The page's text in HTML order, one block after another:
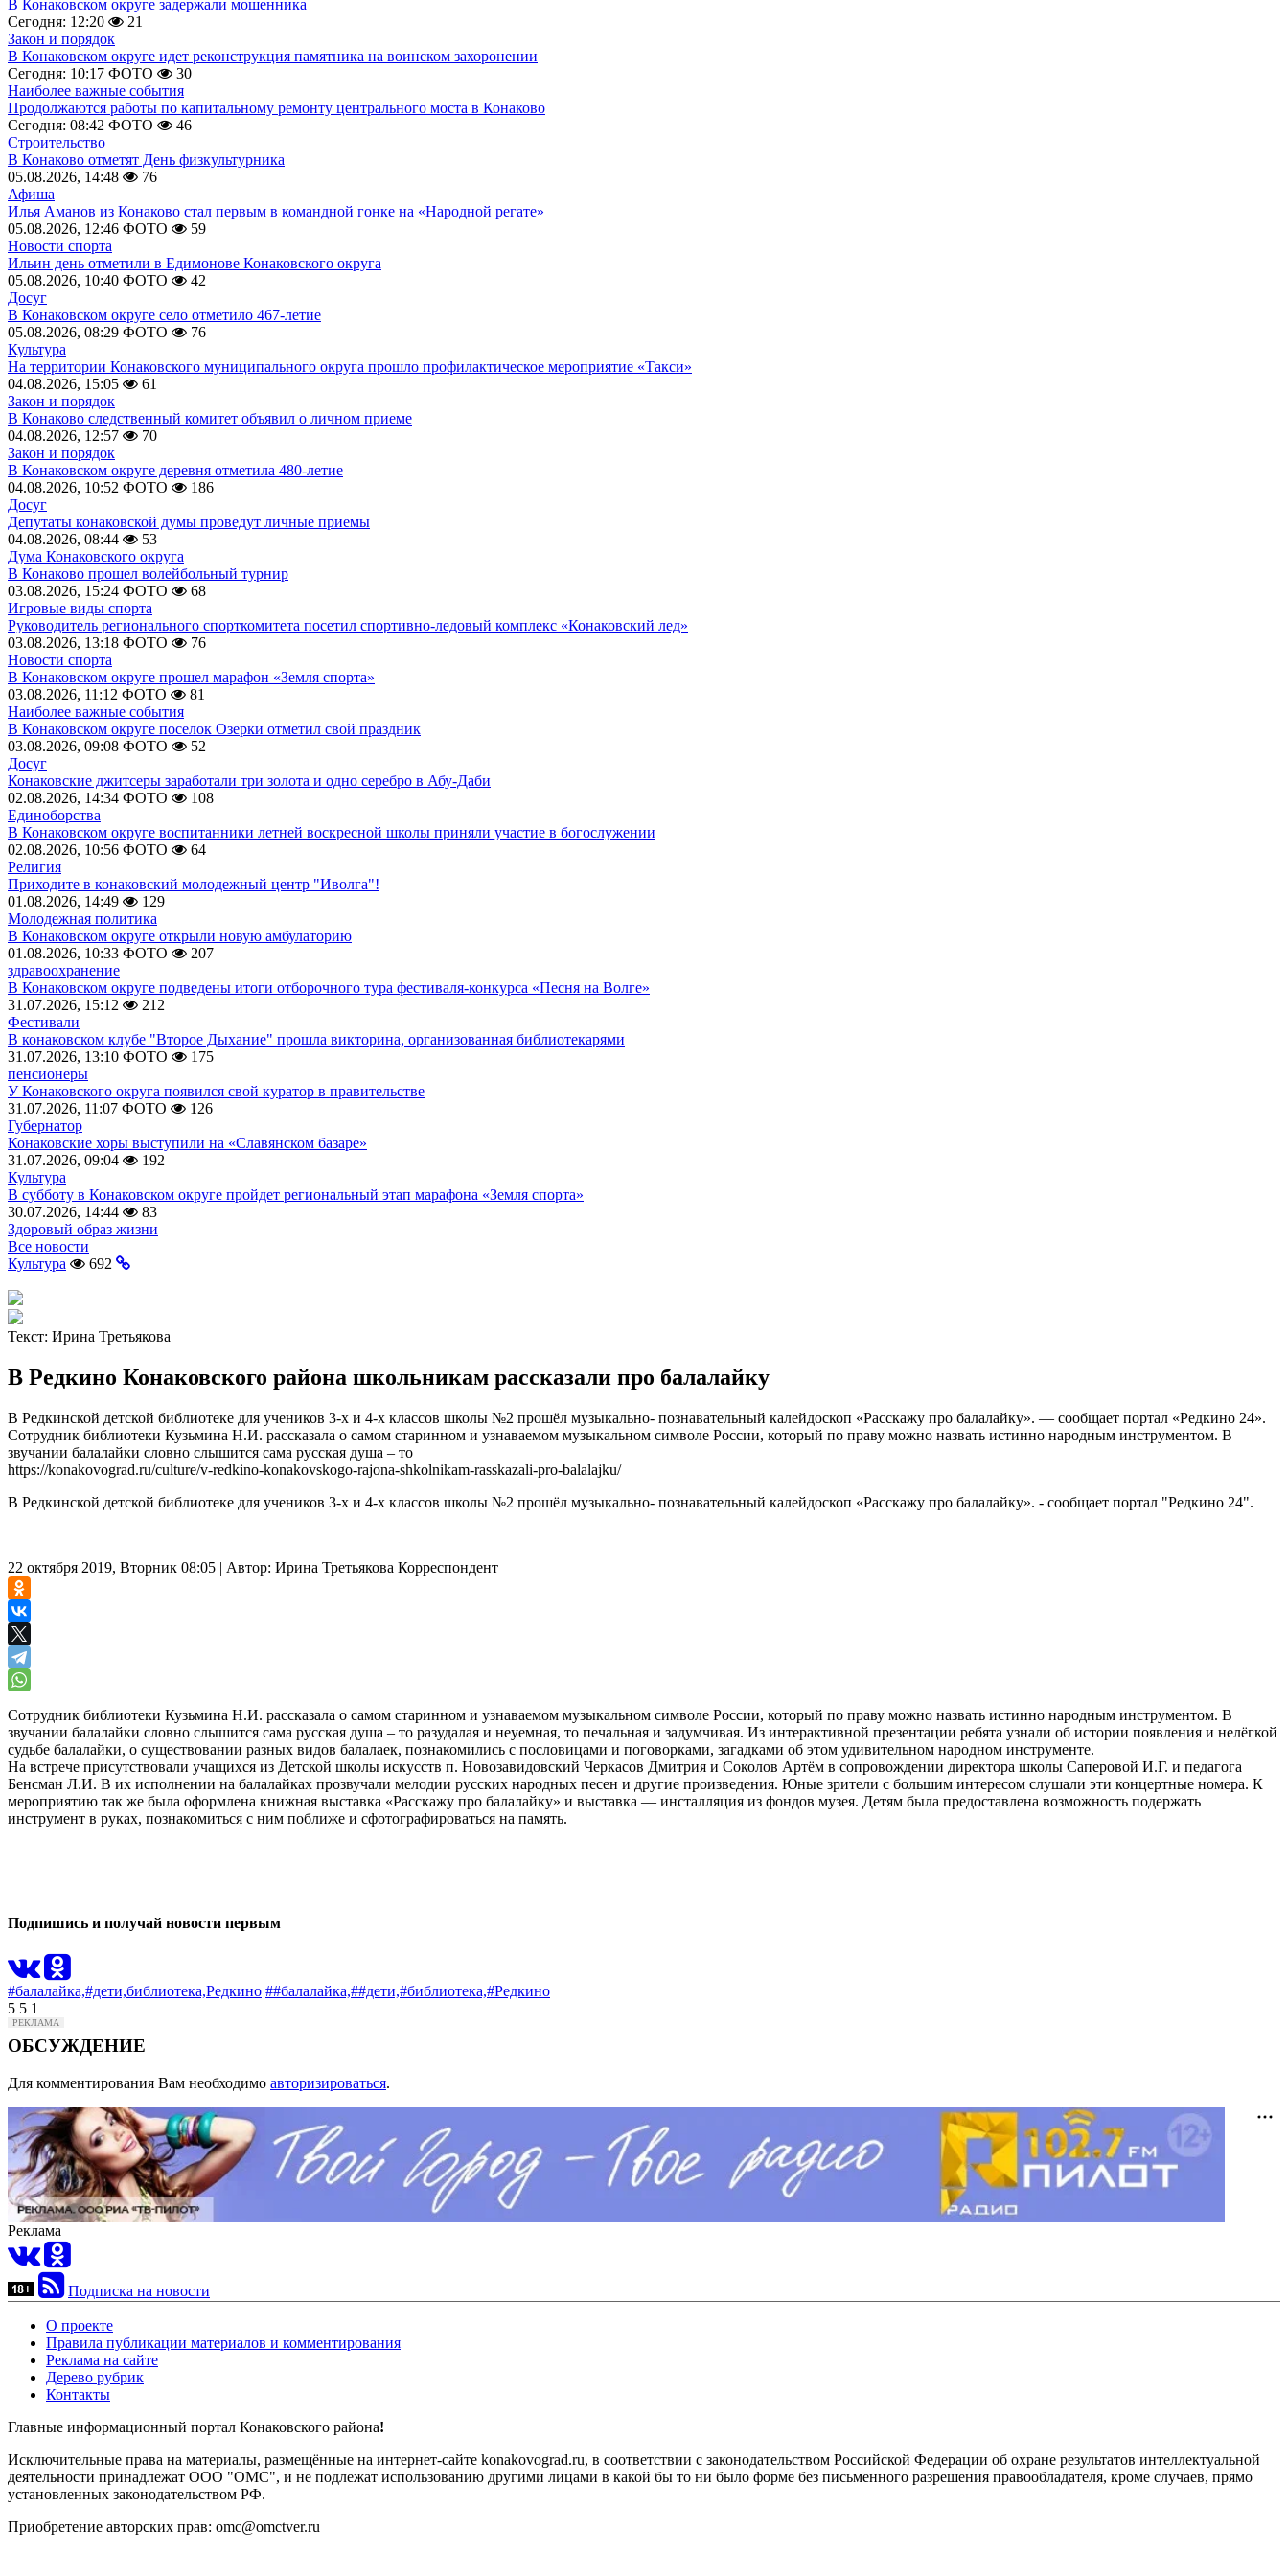
В Конаковском округе задержали мошенника
Сегодня: 12:20
21
Закон и порядок
В Конаковском округе идет реконструкция памятника на воинском захоронении
Сегодня: 10:17 ФОТО
30
Наиболее важные события
Продолжаются работы по капитальному ремонту центрального моста в Конаково
Сегодня: 08:42 ФОТО
46
Строительство
В Конаково отметят День физкультурника
05.08.2026, 14:48
76
Афиша
Илья Аманов из Конаково стал первым в командной гонке на «Народной регате»
05.08.2026, 12:46 ФОТО
59
Новости спорта
Ильин день отметили в Едимонове Конаковского округа
05.08.2026, 10:40 ФОТО
42
Досуг
В Конаковском округе село отметило 467-летие
05.08.2026, 08:29 ФОТО
76
Культура
На территории Конаковского муниципального округа прошло профилактическое мероприятие «Такси»
04.08.2026, 15:05
61
Закон и порядок
В Конаково следственный комитет объявил о личном приеме
04.08.2026, 12:57
70
Закон и порядок
В Конаковском округе деревня отметила 480-летие
04.08.2026, 10:52 ФОТО
186
Досуг
Депутаты конаковской думы проведут личные приемы
04.08.2026, 08:44
53
Дума Конаковского округа
В Конаково прошел волейбольный турнир
03.08.2026, 15:24 ФОТО
68
Игровые виды спорта
Руководитель регионального спорткомитета посетил спортивно-ледовый комплекс «Конаковский лед»
03.08.2026, 13:18 ФОТО
76
Новости спорта
В Конаковском округе прошел марафон «Земля спорта»
03.08.2026, 11:12 ФОТО
81
Наиболее важные события
В Конаковском округе поселок Озерки отметил свой праздник
03.08.2026, 09:08 ФОТО
52
Досуг
Конаковские джитсеры заработали три золота и одно серебро в Абу-Даби
02.08.2026, 14:34 ФОТО
108
Единоборства
В Конаковском округе воспитанники летней воскресной школы приняли участие в богослужении
02.08.2026, 10:56 ФОТО
64
Религия
Приходите в конаковский молодежный центр "Иволга"!
01.08.2026, 14:49
129
Молодежная политика
В Конаковском округе открыли новую амбулаторию
01.08.2026, 10:33 ФОТО
207
здравоохранение
В Конаковском округе подведены итоги отборочного тура фестиваля-конкурса «Песня на Волге»
31.07.2026, 15:12
212
Фестивали
В конаковском клубе "Второе Дыхание" прошла викторина, организованная библиотекарями
31.07.2026, 13:10 ФОТО
175
пенсионеры
У Конаковского округа появился свой куратор в правительстве
31.07.2026, 11:07 ФОТО
126
Губернатор
Конаковские хоры выступили на «Славянском базаре»
31.07.2026, 09:04
192
Культура
В субботу в Конаковском округе пройдет региональный этап марафона «Земля спорта»
30.07.2026, 14:44
83
Здоровый образ жизни
Все новости
Культура
692
Текст: Ирина Третьякова
В Редкино Конаковского района школьникам рассказали про балалайку
В Редкинской детской библиотеке для учеников 3-х и 4-х классов школы №2 прошёл музыкально- познавательный калейдоскоп «Расскажу про балалайку». — сообщает портал «Редкино 24».
Сотрудник библиотеки Кузьмина Н.И. рассказала о самом старинном и узнаваемом музыкальном символе России, который по праву можно назвать истинно народным инструментом. В
звучании балалайки словно слышится сама русская душа – то
https://konakovograd.ru/culture/v-redkino-konakovskogo-rajona-shkolnikam-rasskazali-pro-balalajku/
В Редкинской детской библиотеке для учеников 3-х и 4-х классов школы №2 прошёл музыкально- познавательный калейдоскоп «Расскажу про балалайку». - сообщает портал "Редкино 24".
22 октября 2019, Вторник 08:05 | Автор: Ирина Третьякова Корреспондент
Сотрудник библиотеки Кузьмина Н.И. рассказала о самом старинном и узнаваемом музыкальном символе России, который по праву можно назвать истинно народным инструментом. В
звучании балалайки словно слышится сама русская душа – то разудалая и неуемная, то печальная и задумчивая. Из интерактивной презентации ребята узнали об истории появления и нелёгкой
судьбе балалайки, о существовании разных видов балалаек, познакомились с пословицами и поговорками, загадками об этом удивительном народном инструменте.
На встрече присутствовали учащихся из Детской школы искусств п. Новозавидовский Черкасов Дмитрия и Соколов Артём в сопровождении директора школы Саперовой И.Г. и педагога
Бенсман Л.И. В их исполнении на балалайках прозвучали мелодии русских народных песен и другие произведения. Юные зрители с большим интересом слушали эти концертные номера. К
мероприятию так же была оформлена книжная выставка «Расскажу про балалайку» и выставка — инсталляция из фондов музея. Детям была предоставлена возможность подержать
инструмент в руках, познакомиться с ним поближе и сфотографироваться на память.
Подпишись и получай новости первым
#балалайка,#дети,библиотека,Редкино ##балалайка,##дети,#библиотека,#Редкино
5 5 1
ОБСУЖДЕНИЕ
Для комментирования Вам необходимо авторизироваться.
Реклама
Подписка на новости
О проекте
Правила публикации материалов и комментирования
Реклама на сайте
Дерево рубрик
Контакты
Главные информационный портал Конаковского района!
Исключительные права на материалы, размещённые на интернет-сайте konakovograd.ru, в соответствии с законодательством Российской Федерации об охране результатов интеллектуальной
деятельности принадлежат ООО "ОМС", и не подлежат использованию другими лицами в какой бы то ни было форме без письменного разрешения правообладателя, кроме случаев, прямо
установленных законодательством РФ.
Приобретение авторских прав: omc@omctver.ru